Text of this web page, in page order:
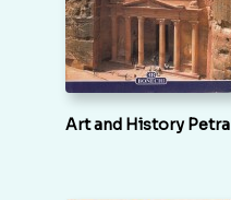
Art and History Petra